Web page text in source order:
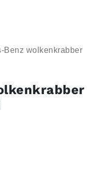
Benz wolkenkrabber